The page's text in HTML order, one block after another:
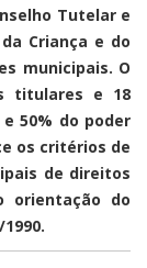
Tutelar e
Criança e do
municipais. O
titulares e 18
50% do poder
os critérios de
de direitos
orientação do